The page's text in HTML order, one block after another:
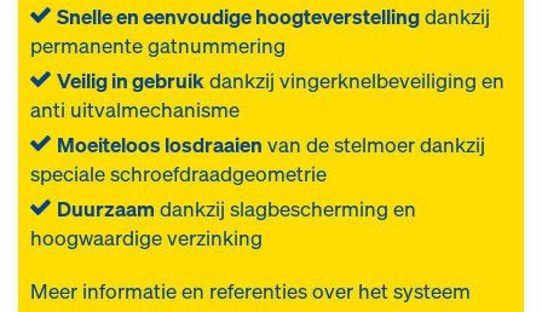
Snelle en eenvoudige hoogteverstellingdankzij
permanente gatnummering
Veilig in gebruikdankzij vingerknelbeveiliging en
anti uitvalmechanisme
Moeiteloos losdraaien van de stelmoer dankzij
speciale schroefdraadgeometrie
Duurzaam dankzij slagbescherming en
hoogwaardige verzinking
Meer informatie en referenties over het systeem